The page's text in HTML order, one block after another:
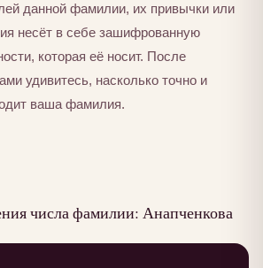
данной фамилии, их привычки или
несёт в себе зашифрованную
которая её носит. После
удивитесь, насколько точно и
ваша фамилия.
числа фамилии: Анапченкова